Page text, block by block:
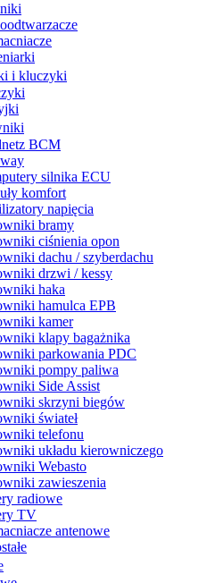
i kluczyki
BCM
silnika ECU
komfort
napięcia
bramy
ciśnienia opon
dachu / szyberdachu
drzwi / kessy
haka
hamulca EPB
kamer
klapy bagażnika
parkowania PDC
pompy paliwa
Side Assist
skrzyni biegów
świateł
telefonu
układu kierowniczego
Webasto
zawieszenia
radiowe
TV
antenowe